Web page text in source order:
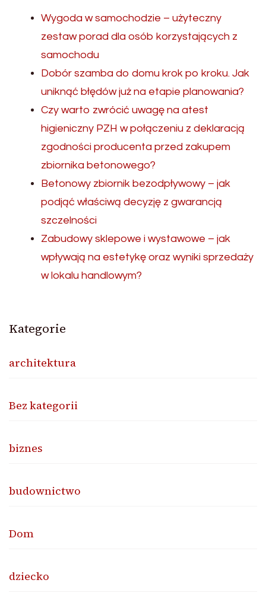
Wygoda w samochodzie – użyteczny
zestaw porad dla osób korzystających z
samochodu
Dobór szamba do domu krok po kroku. Jak
uniknąć błędów już na etapie planowania?
Czy warto zwrócić uwagę na atest
higieniczny PZH w połączeniu z deklaracją
zgodności producenta przed zakupem
zbiornika betonowego?
Betonowy zbiornik bezodpływowy – jak
podjąć właściwą decyzję z gwarancją
szczelności
Zabudowy sklepowe i wystawowe – jak
wpływają na estetykę oraz wyniki sprzedaży
w lokalu handlowym?
Kategorie
architektura
Bez kategorii
biznes
budownictwo
Dom
dziecko